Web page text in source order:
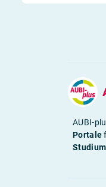
AUBI-
Portale
Studium